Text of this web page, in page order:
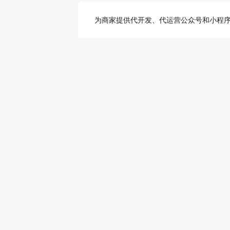
为商家提供代开发、代运营公众号和小程